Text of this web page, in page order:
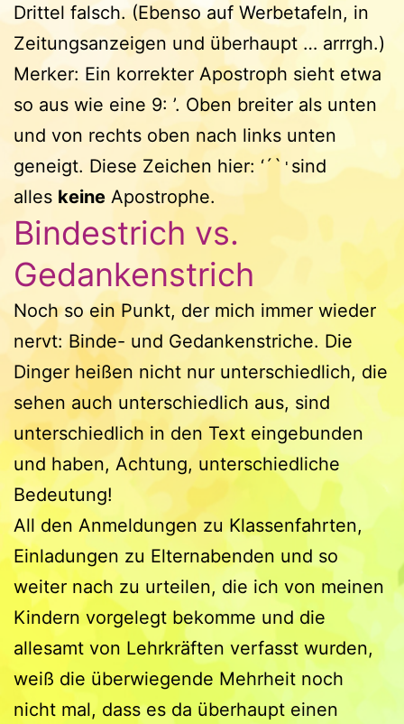
Drittel falsch. (Ebenso auf Werbetafeln, in
Zeitungsanzeigen und überhaupt … arrrgh.)
Merker: Ein korrekter Apostroph sieht etwa
so aus wie eine 9: ’. Oben breiter als unten
und von rechts oben nach links unten
geneigt. Diese Zeichen hier: ‘´` ' sind
alles keine Apostrophe.
Bindestrich vs.
Gedankenstrich
Noch so ein Punkt, der mich immer wieder
nervt: Binde- und Gedankenstriche. Die
Dinger heißen nicht nur unterschiedlich, die
sehen auch unterschiedlich aus, sind
unterschiedlich in den Text eingebunden
und haben, Achtung, unterschiedliche
Bedeutung!
All den Anmeldungen zu Klassenfahrten,
Einladungen zu Elternabenden und so
weiter nach zu urteilen, die ich von meinen
Kindern vorgelegt bekomme und die
allesamt von Lehrkräften verfasst wurden,
weiß die überwiegende Mehrheit noch
nicht mal, dass es da überhaupt einen